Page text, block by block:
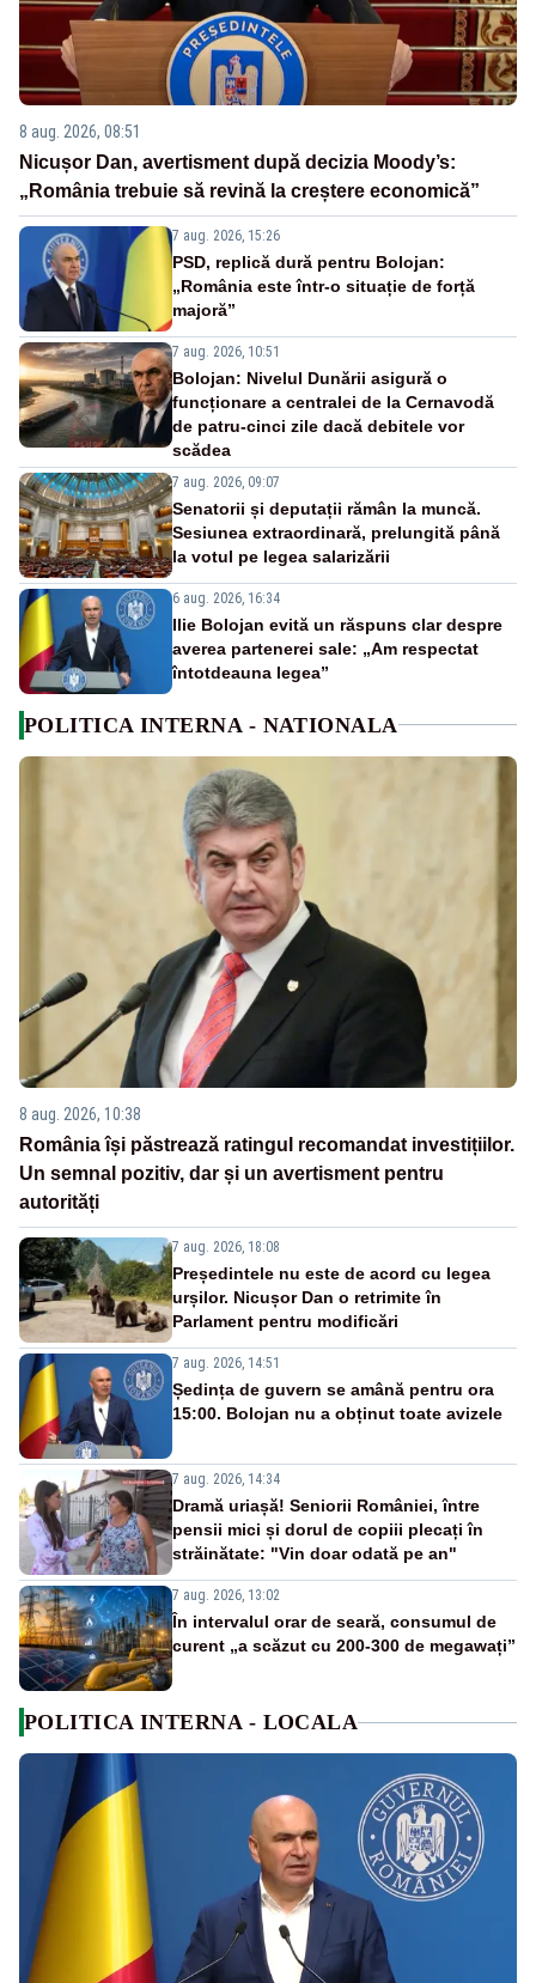
8 aug. 2026, 08:51
Nicușor Dan, avertisment după decizia Moody’s:
„România trebuie să revină la creștere economică”
7 aug. 2026, 15:26
PSD, replică dură pentru Bolojan:
„România este într-o situație de forță
majoră”
7 aug. 2026, 10:51
Bolojan: Nivelul Dunării asigură o
funcționare a centralei de la Cernavodă
de patru-cinci zile dacă debitele vor
scădea
7 aug. 2026, 09:07
Senatorii și deputații rămân la muncă.
Sesiunea extraordinară, prelungită până
la votul pe legea salarizării
6 aug. 2026, 16:34
Ilie Bolojan evită un răspuns clar despre
averea partenerei sale: „Am respectat
întotdeauna legea”
POLITICA INTERNA - NATIONALA
8 aug. 2026, 10:38
România își păstrează ratingul recomandat investițiilor.
Un semnal pozitiv, dar și un avertisment pentru
autorități
7 aug. 2026, 18:08
Președintele nu este de acord cu legea
urșilor. Nicușor Dan o retrimite în
Parlament pentru modificări
7 aug. 2026, 14:51
Ședința de guvern se amână pentru ora
15:00. Bolojan nu a obținut toate avizele
7 aug. 2026, 14:34
Dramă uriașă! Seniorii României, între
pensii mici și dorul de copiii plecați în
străinătate: "Vin doar odată pe an"
7 aug. 2026, 13:02
În intervalul orar de seară, consumul de
curent „a scăzut cu 200-300 de megawați”
POLITICA INTERNA - LOCALA